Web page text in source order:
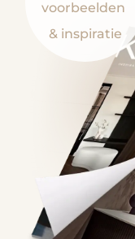
voorbeelden
& inspiratie